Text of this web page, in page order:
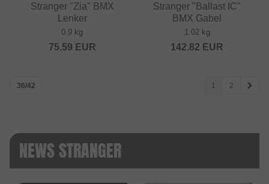
Stranger "Zia" BMX
Lenker
0.9 kg
75.59 EUR
Stranger "Ballast IC"
BMX Gabel
1.02 kg
142.82 EUR
36/42 1 2
NEWS STRANGER